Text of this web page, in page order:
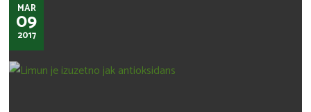
MAR
09
2017